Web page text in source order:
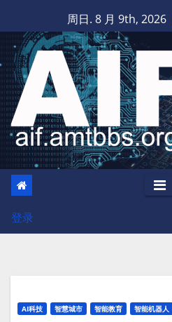
至
内
容
周日. 8 月 9th, 2026
登录
AI科技 智慧城市 智能教育 智能机器人